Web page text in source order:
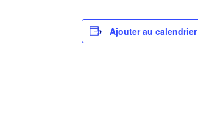
Ajouter au calendrier